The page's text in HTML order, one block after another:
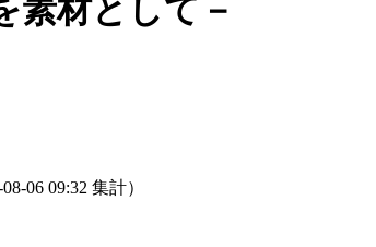
素材として－
08-06 09:32 集計）